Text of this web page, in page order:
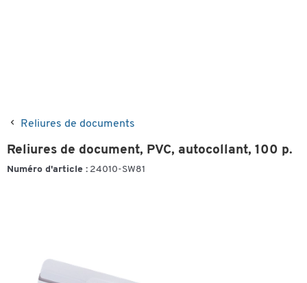
Reliures de documents
Reliures de document, PVC, autocollant, 100 p.
Numéro d'article : 24010-SW81